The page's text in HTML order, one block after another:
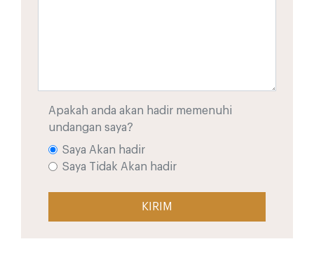
Apakah anda akan hadir memenuhi
undangan saya?
Saya Akan hadir
Saya Tidak Akan hadir
KIRIM